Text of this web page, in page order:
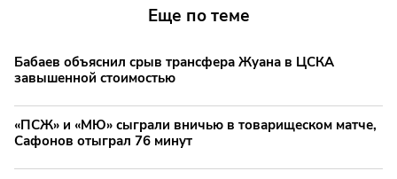
Еще по теме
Бабаев объяснил срыв трансфера Жуана в ЦСКА
завышенной стоимостью
«ПСЖ» и «МЮ» сыграли вничью в товарищеском матче,
Сафонов отыграл 76 минут